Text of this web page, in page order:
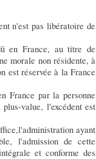
n'est pas libératoire de
en France, au titre de
morale non résidente, à
est réservée à la France
France par la personne
value, l'excédent est
ayant
l'admission de cette
et conforme des